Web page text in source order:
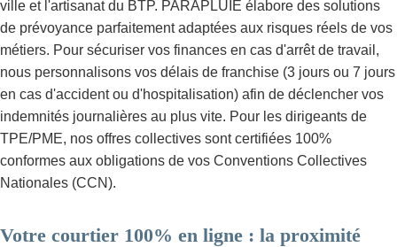
ville et l'artisanat du BTP. PARAPLUIE élabore des solutions
de prévoyance parfaitement adaptées aux risques réels de vos
métiers. Pour sécuriser vos finances en cas d'arrêt de travail,
nous personnalisons vos délais de franchise (3 jours ou 7 jours
en cas d'accident ou d'hospitalisation) afin de déclencher vos
indemnités journalières au plus vite. Pour les dirigeants de
TPE/PME, nos offres collectives sont certifiées 100%
conformes aux obligations de vos Conventions Collectives
Nationales (CCN).
Votre courtier 100% en ligne : la proximité